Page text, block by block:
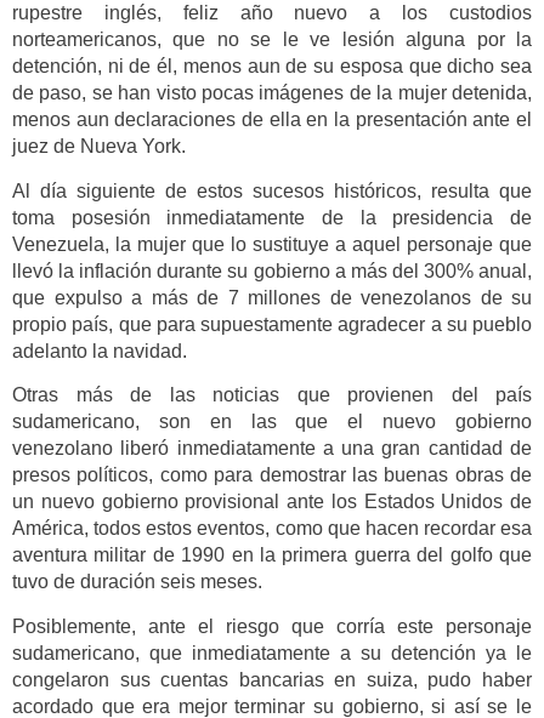
rupestre inglés, feliz año nuevo a los custodios
norteamericanos, que no se le ve lesión alguna por la
detención, ni de él, menos aun de su esposa que dicho sea
de paso, se han visto pocas imágenes de la mujer detenida,
menos aun declaraciones de ella en la presentación ante el
juez de Nueva York.
Al día siguiente de estos sucesos históricos, resulta que
toma posesión inmediatamente de la presidencia de
Venezuela, la mujer que lo sustituye a aquel personaje que
llevó la inflación durante su gobierno a más del 300% anual,
que expulso a más de 7 millones de venezolanos de su
propio país, que para supuestamente agradecer a su pueblo
adelanto la navidad.
Otras más de las noticias que provienen del país
sudamericano, son en las que el nuevo gobierno
venezolano liberó inmediatamente a una gran cantidad de
presos políticos, como para demostrar las buenas obras de
un nuevo gobierno provisional ante los Estados Unidos de
América, todos estos eventos, como que hacen recordar esa
aventura militar de 1990 en la primera guerra del golfo que
tuvo de duración seis meses.
Posiblemente, ante el riesgo que corría este personaje
sudamericano, que inmediatamente a su detención ya le
congelaron sus cuentas bancarias en suiza, pudo haber
acordado que era mejor terminar su gobierno, si así se le